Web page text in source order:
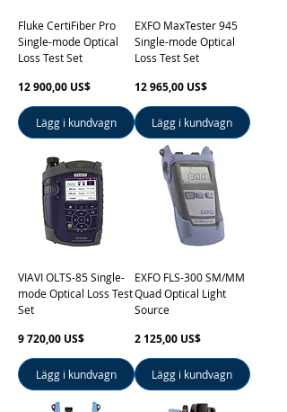
Fluke CertiFiber Pro
Single-mode Optical
Loss Test Set
Pris
12 900,00 US$
Lägg i kundvagn
EXFO MaxTester 945
Single-mode Optical
Loss Test Set
Pris
12 965,00 US$
Lägg i kundvagn
VIAVI OLTS-85 Single-
mode Optical Loss Test
Set
Pris
9 720,00 US$
Lägg i kundvagn
EXFO FLS-300 SM/MM
Quad Optical Light
Source
Pris
2 125,00 US$
Lägg i kundvagn